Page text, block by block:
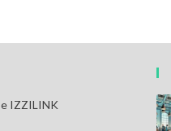
IZZILINK